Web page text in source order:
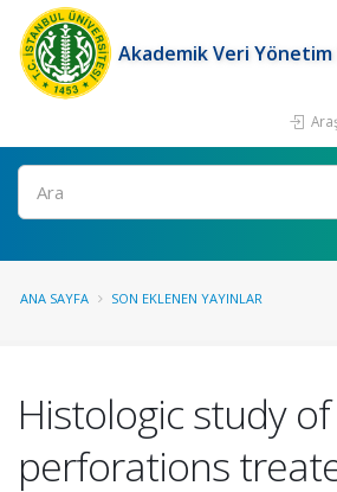
Akademik Veri Yönetim
Ara
ANA SAYFA SON EKLENEN YAYINLAR
Histologic study
perforations